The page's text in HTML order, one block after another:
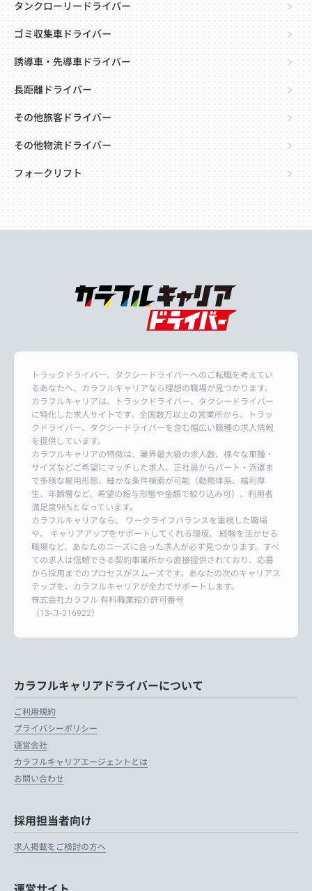
タンクローリードライバー
ゴミ収集車ドライバー
誘導車・先導車ドライバー
長距離ドライバー
その他旅客ドライバー
その他物流ドライバー
フォークリフト
トラックドライバー、タクシードライバーへのご転職を考えてい
るあなたへ、カラフルキャリアなら理想の職場が見つかります。
カラフルキャリアは、トラックドライバー、タクシードライバー
に特化した求人サイトです。全国数万以上の営業所から、トラッ
クドライバー、タクシードライバーを含む幅広い職種の求人情報
を提供しています。
カラフルキャリアの特徴は、業界最大級の求人数、様々な車種・
サイズなどご希望にマッチした求人、正社員からパート・派遣ま
で多様な雇用形態、細かな条件検索が可能（勤務体系、福利厚
生、年齢層など、希望の給与形態や金額で絞り込み可）、利用者
満足度96%となっています。
カラフルキャリアなら、 ワークライフバランスを重視した職場
や、 キャリアアップをサポートしてくれる環境、 経験を活かせる
職場など、あなたのニーズに合った求人が必ず見つかります。すべ
ての求人は信頼できる契約事業所から直接提供されており、応募
から採用までのプロセスがスムーズです。あなたの次のキャリアス
テップを、カラフルキャリアが全力でサポートします。
株式会社カラフル 有料職業紹介許可番号
（13-ユ-316922）
カラフルキャリアドライバーについて
ご利用規約
プライバシーポリシー
運営会社
カラフルキャリアエージェントとは
お問い合わせ
採用担当者向け
求人掲載をご検討の方へ